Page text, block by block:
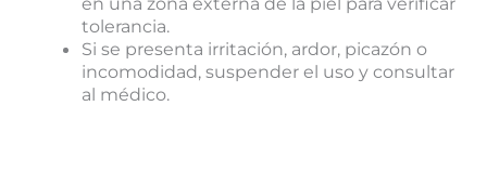
tolerancia.
Si se presenta irritación, ardor, picazón o
incomodidad, suspender el uso y consultar
al médico.